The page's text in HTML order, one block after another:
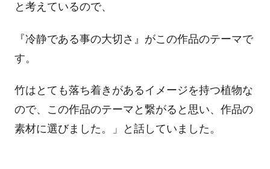
と考えているので、
『冷静である事の大切さ』がこの作品のテーマで
す。
竹はとても落ち着きがあるイメージを持つ植物な
ので、この作品のテーマと繋がると思い、作品の
素材に選びました。」と話していました。